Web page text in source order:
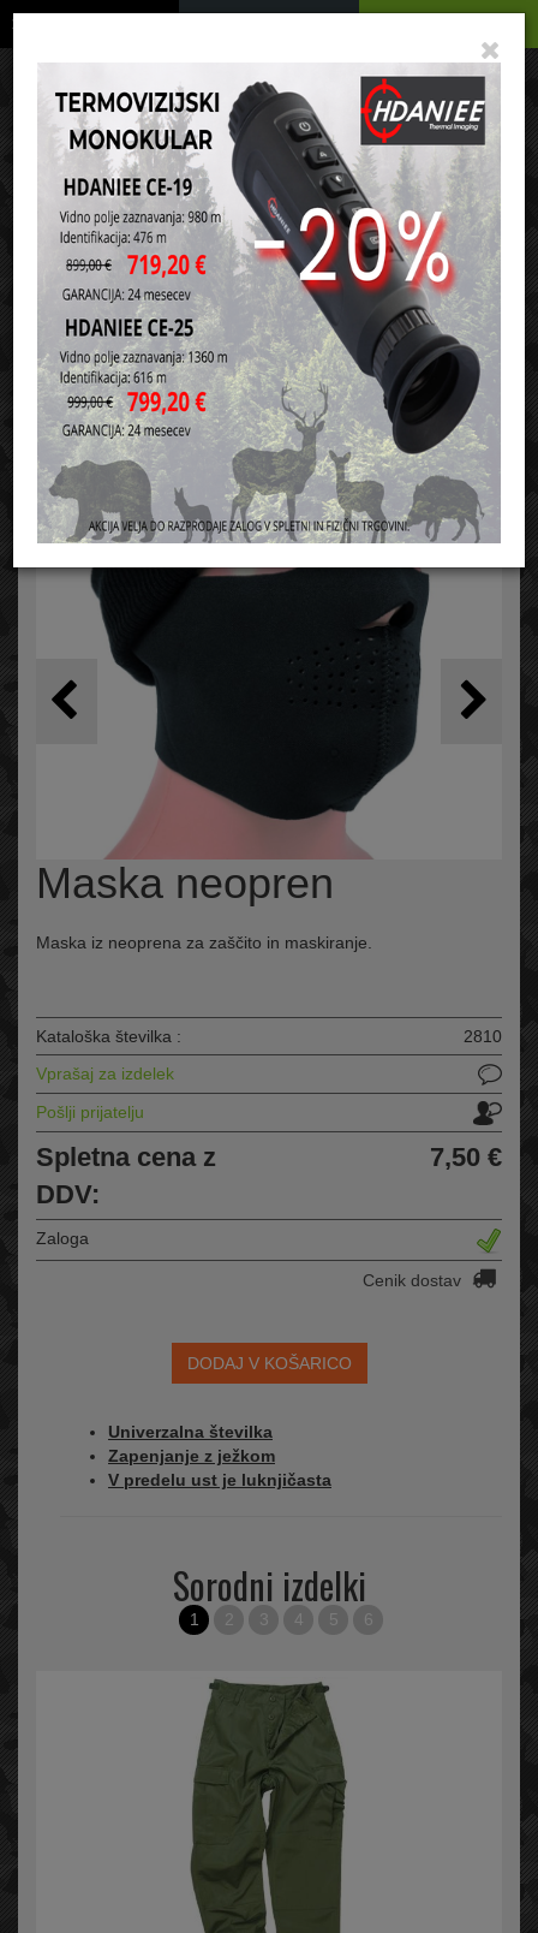
de
Vaša košarica je še prazna
Domov Army oblačila in oprema Ostala oprema
Maska neopren
Maska iz neoprena za zaščito in maskiranje.
Kataloška številka :
2810
Vprašaj za izdelek
Pošlji prijatelju
Spletna cena z
DDV:
7,50 €
Zaloga
Cenik dostav
DODAJ V KOŠARICO
Univerzalna številka
Zapenjanje z ježkom
V predelu ust je luknjičasta
Sorodni izdelki
1 2 3 4 5 6